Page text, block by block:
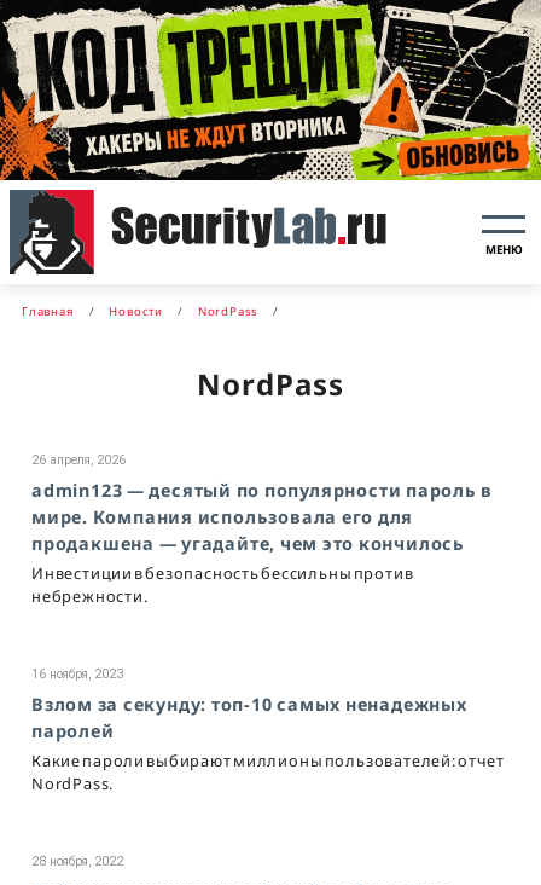
МЕНЮ
Главная Новости NordPass
NordPass
26 апреля, 2026
admin123 — десятый по популярности пароль в
мире. Компания использовала его для
продакшена — угадайте, чем это кончилось
Инвестиции в безопасность бессильны против
небрежности.
16 ноября, 2023
Взлом за секунду: топ-10 самых ненадежных
паролей
Какие пароли выбирают миллионы пользователей: отчет
NordPass.
28 ноября, 2022